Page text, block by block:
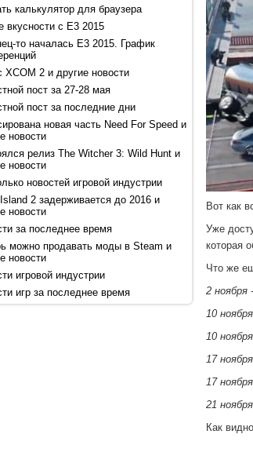
калькулятор для браузера
вкусности с E3 2015
то началась E3 2015. График
XCOM 2 и другие новости
пост за 27-28 мая
пост за последние дни
новая часть Need For Speed и
новости
релиз The Witcher 3: Wild Hunt и
новости
новостей игровой индустрии
2 задерживается до 2016 и
новости
за последнее время
можно продавать моды в Steam и
новости
игровой индустрии
игр за последнее время
Вот как
Уже
которая
Что же
2 ноября
10
10
17
17
21
Как